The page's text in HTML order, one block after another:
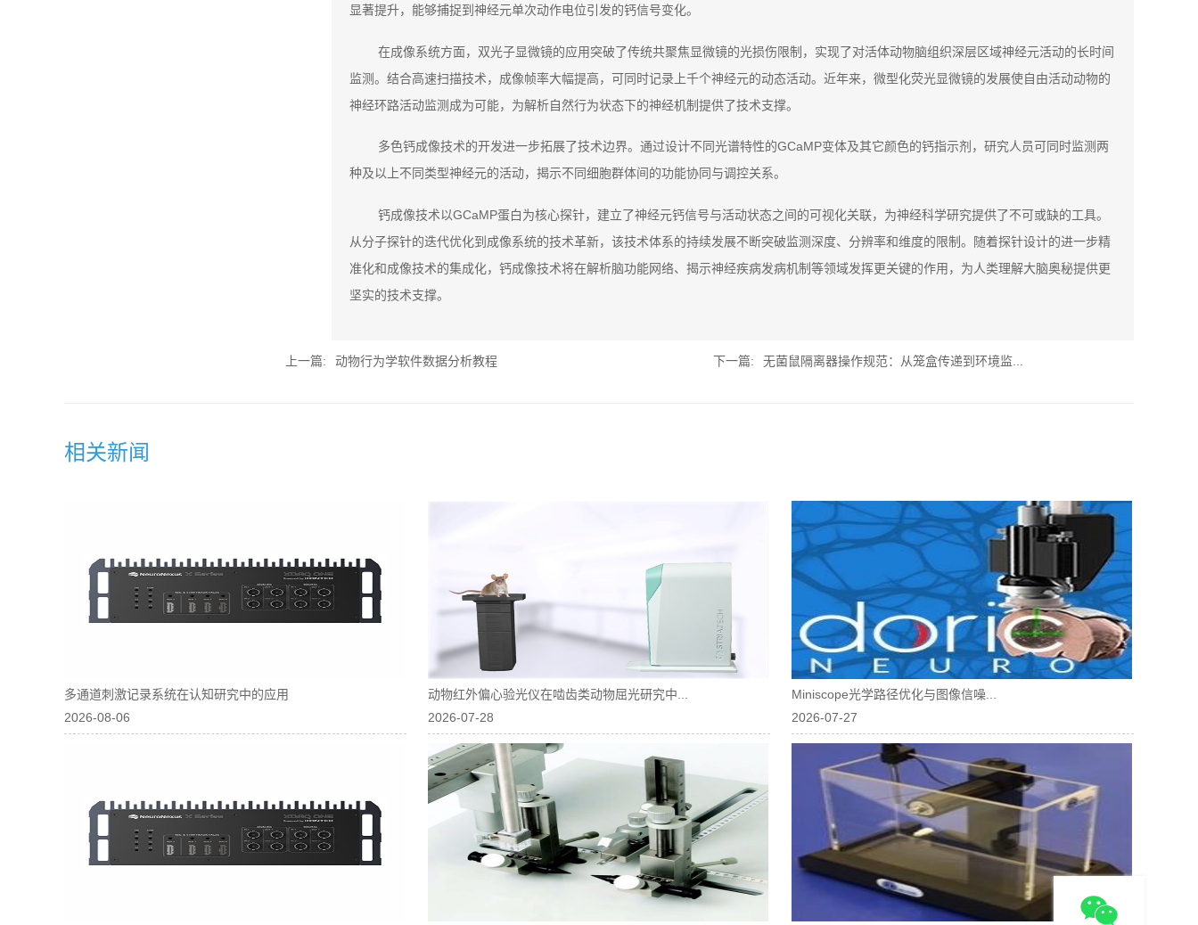
显著提升，能够捕捉到神经元单次动作电位引发的钙信号变化。
在成像系统方面，双光子显微镜的应用突破了传统共聚焦显微镜的光损伤限制，实现了对活体动物脑组织深层区域神经元活动的长时间
监测。结合高速扫描技术，成像帧率大幅提高，可同时记录上千个神经元的动态活动。近年来，微型化荧光显微镜的发展使自由活动动物的
神经环路活动监测成为可能，为解析自然行为状态下的神经机制提供了技术支撑。
多色钙成像技术的开发进一步拓展了技术边界。通过设计不同光谱特性的GCaMP变体及其它颜色的钙指示剂，研究人员可同时监测两
种及以上不同类型神经元的活动，揭示不同细胞群体间的功能协同与调控关系。
钙成像技术以GCaMP蛋白为核心探针，建立了神经元钙信号与活动状态之间的可视化关联，为神经科学研究提供了不可或缺的工具。
从分子探针的迭代优化到成像系统的技术革新，该技术体系的持续发展不断突破监测深度、分辨率和维度的限制。随着探针设计的进一步精
准化和成像技术的集成化，钙成像技术将在解析脑功能网络、揭示神经疾病发病机制等领域发挥更关键的作用，为人类理解大脑奥秘提供更
坚实的技术支撑。
上一篇: 动物行为学软件数据分析教程 下一篇: 无菌鼠隔离器操作规范：从笼盒传递到环境监...
相关新闻
多通道刺激记录系统在认知研究中的应用
2026-08-06
动物红外偏心验光仪在啮齿类动物屈光研究中...
2026-07-28
Miniscope光学路径优化与图像信噪...
2026-07-27